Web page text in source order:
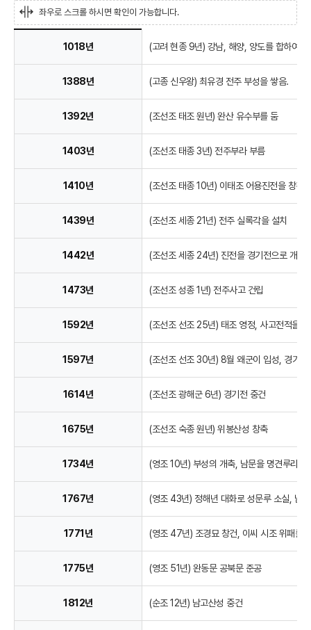
좌우로 스크롤 하시면 확인이 가능합니다.
1018년 (고려 현종 9년) 강남, 해양, 양도를 합하여
1388년 (고종 신우왕) 최유경 전주 부성을 쌓음.
1392년 (조선조 태조 원년) 완산 유수부를 둠
1403년 (조선조 태종 3년) 전주부라 부름
1410년 (조선조 태종 10년) 이태조 어용진전을 창건
1439년 (조선조 세종 21년) 전주 실록각을 설치
1442년 (조선조 세종 24년) 진전을 경기전으로 개칭
1473년 (조선조 성종 1년) 전주사고 건립
1592년 (조선조 선조 25년) 태조 영정, 사고전적을
1597년 (조선조 선조 30년) 8월 왜군이 입성, 경기전
1614년 (조선조 광해군 6년) 경기전 중건
1675년 (조선조 숙종 원년) 위봉산성 창축
1734년 (영조 10년) 부성의 개축, 남문을 명견루라 부
1767년 (영조 43년) 정해년 대화로 성문루 소실, 남
1771년 (영조 47년) 조경묘 창건, 이씨 시조 위패를
1775년 (영조 51년) 완동문 공북문 준공
1812년 (순조 12년) 남고산성 중건